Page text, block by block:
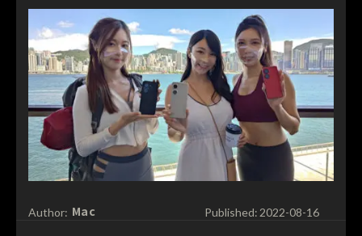
Author: Mac Published: 2022-08-16